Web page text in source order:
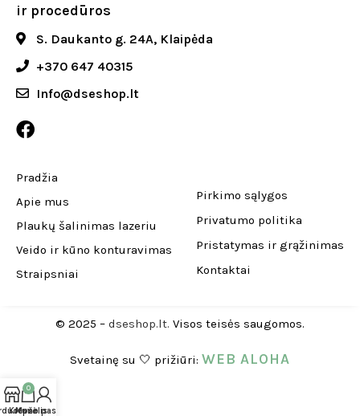
ir procedūros
S. Daukanto g. 24A, Klaipėda
+370 647 40315
Info@dseshop.lt
Pradžia
Apie mus
Plaukų šalinimas lazeriu
Veido ir kūno konturavimas
Straipsniai
Pirkimo sąlygos
Privatumo politika
Pristatymas ir grąžinimas
Kontaktai
© 2025 – dseshop.lt. Visos teisės saugomos.
Svetainę su 🤍 prižiūri:WEB ALOHA
0
Krepšelis
Mano paskyra